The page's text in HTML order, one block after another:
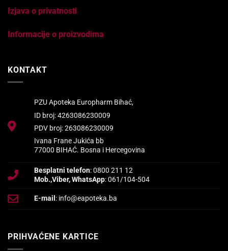
Izjava o privatnosti
Informacije o proizvodima
KONTAKT
PZU Apoteka Europharm Bihać,
ID broj: 4263086230009
PDV broj: 263086230009
Ivana Frane Jukića bb
77000 BIHAĆ. Bosna i Hercegovina
Besplatni telefon: 0800 211 12
Mob.,Viber, WhatsApp: 061/104-504
E-mail : info@eapoteka.ba
PRIHVAĆENE KARTICE